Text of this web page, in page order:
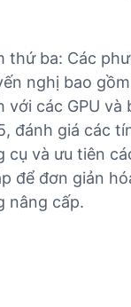
thứ ba: Các
nghị bao
với các GPU
đánh giá các
cụ và ưu tiên
để đơn giản
nâng cấp.